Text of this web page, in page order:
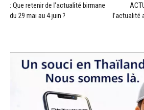
: Que retenir de l’actualité birmane
du 29 mai au 4 juin ?
l’actualité